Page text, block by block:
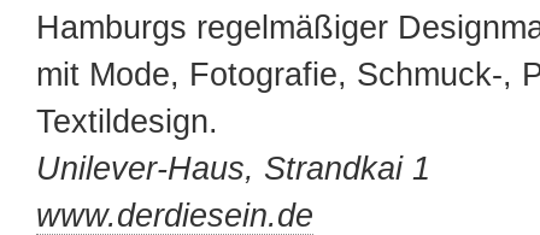
Hamburgs regelmäßiger
mit Mode, Fotografie, Schmuck-,
Textildesign.
Unilever-Haus, Strandkai 1
www.derdiesein.de